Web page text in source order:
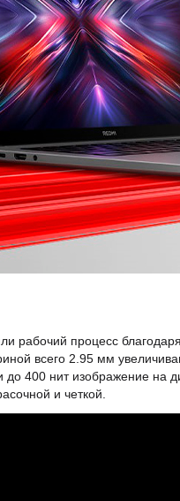
рабочий процесс
всего 2.95 мм
до 400 нит изображение на
и четкой.